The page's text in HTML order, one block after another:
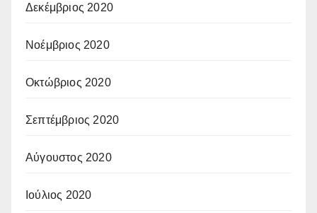
Δεκέμβριος 2020
Νοέμβριος 2020
Οκτώβριος 2020
Σεπτέμβριος 2020
Αύγουστος 2020
Ιούλιος 2020